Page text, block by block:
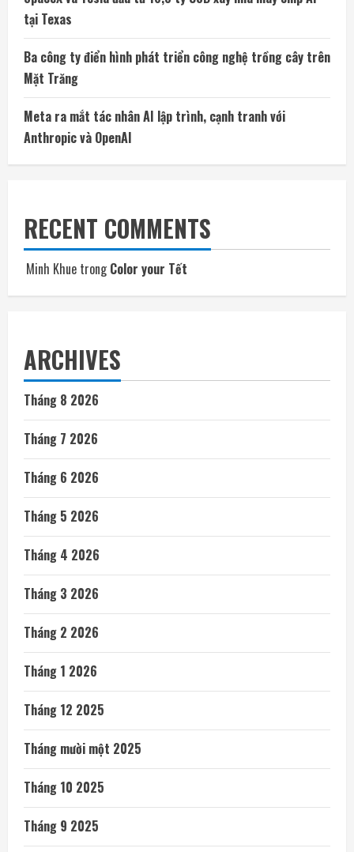
tại Texas
Ba công ty điển hình phát triển công nghệ trồng cây trên
Mặt Trăng
Meta ra mắt tác nhân AI lập trình, cạnh tranh với
Anthropic và OpenAI
RECENT COMMENTS
Minh Khue trongColor your Tết
ARCHIVES
Tháng 8 2026
Tháng 7 2026
Tháng 6 2026
Tháng 5 2026
Tháng 4 2026
Tháng 3 2026
Tháng 2 2026
Tháng 1 2026
Tháng 12 2025
Tháng mười một 2025
Tháng 10 2025
Tháng 9 2025